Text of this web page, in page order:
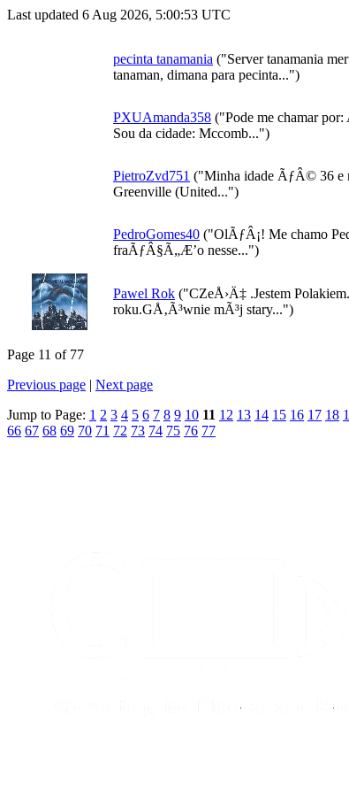
Last updated 6 Aug 2026, 5:00:53 UTC
pecinta tanamania ("Server tanamania
tanaman, dimana para pecinta...")
PXUAmanda358 ("Pode me chamar
Sou da cidade: Mccomb...")
PietroZvd751 ("Minha idade ÃƒÂ© 36 e
Greenville (United...")
PedroGomes40 ("OlÃƒÂ¡! Me chamo
fraÃƒÂ§Ã„Æ’o nesse...")
Pawel Rok ("CZeÅ›Ä‡ .Jestem
roku.GÅ‚Ã³wnie mÃ³j stary...")
Page 11 of 77
Previous page | Next page
Jump to Page: 1 2 3 4 5 6 7 8 9 10 11 12 13 14 15 16 17 18
66 67 68 69 70 71 72 73 74 75 76 77